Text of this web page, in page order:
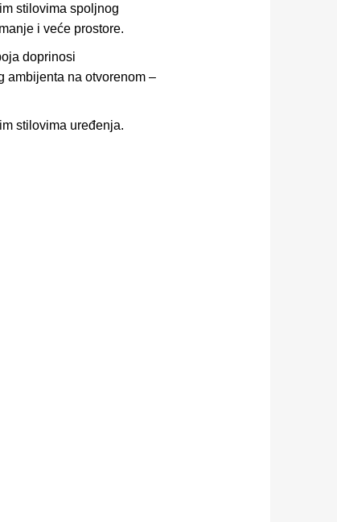
stilovima spoljnog
i veće prostore.
doprinosi
ambijenta na otvorenom –
stilovima uređenja.